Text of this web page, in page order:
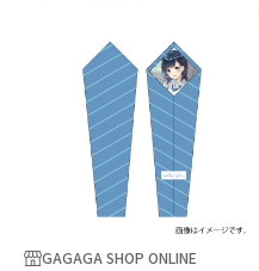
GAGAGA SHOP ONLINE